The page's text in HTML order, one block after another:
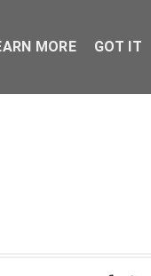
MORE GOT IT